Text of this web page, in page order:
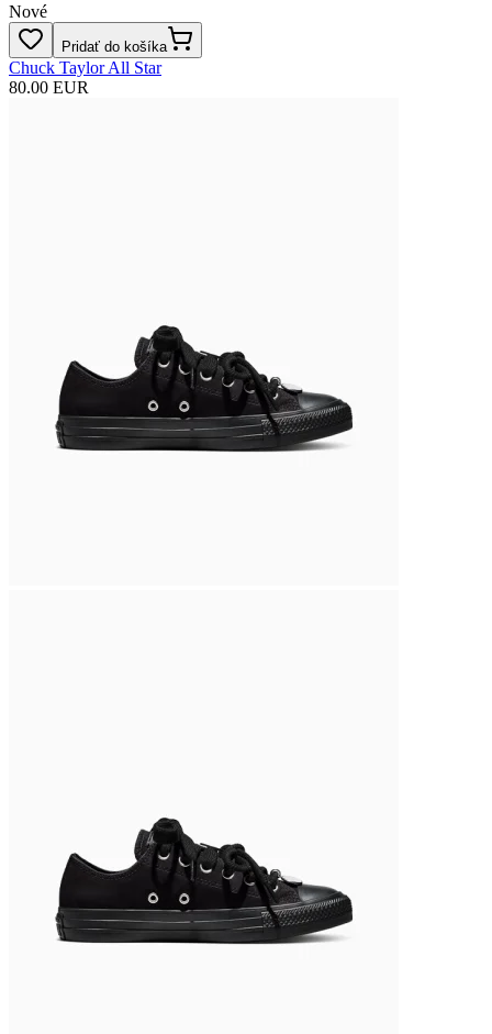
Nové
Pridať do košíka
Chuck Taylor All Star
80.00 EUR